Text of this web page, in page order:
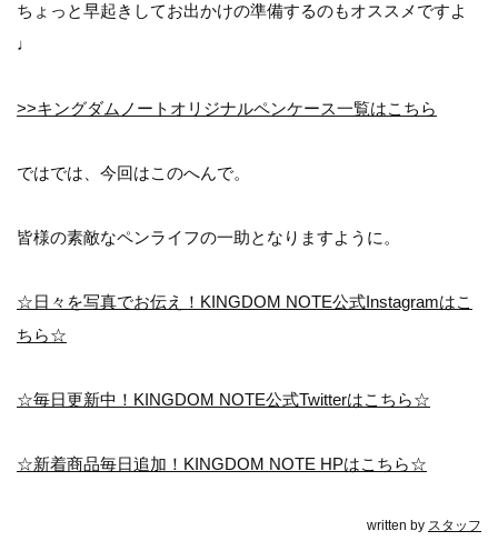
ちょっと早起きしてお出かけの準備するのもオススメですよ
♩
>>キングダムノートオリジナルペンケース一覧はこちら
ではでは、今回はこのへんで。
皆様の素敵なペンライフの一助となりますように。
☆日々を写真でお伝え！KINGDOM NOTE公式Instagramはこ
ちら☆
☆毎日更新中！KINGDOM NOTE公式Twitterはこちら☆
☆新着商品毎日追加！KINGDOM NOTE HPはこちら☆
written by スタッフ